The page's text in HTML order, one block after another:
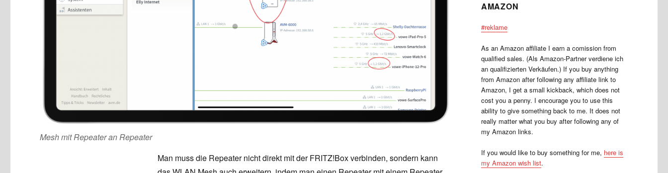
Mesh mit Repeater an Repeater
Man muss die Repeater nicht direkt mit der FRITZ!Box verbinden, sondern kann
AMAZON
#reklame
As an Amazon affiliate I earn a comission from
qualified sales. (Als Amazon-Partner verdiene ich
an qualifizierten Verkäufen.) If you buy anything
from Amazon after following any affiliate link to
Amazon, I get a small kickback, which does not
cost you a penny. I encourage you to use this
ability to give something back to me. It does not
really matter what you buy after following any of
my Amazon links.
If you would like to buy something for me, here is
my Amazon wish list.